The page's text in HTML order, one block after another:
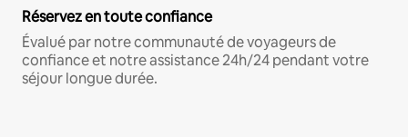
Réservez en toute confiance
Évalué par notre communauté de voyageurs de
confiance et notre assistance 24h/24 pendant votre
séjour longue durée.